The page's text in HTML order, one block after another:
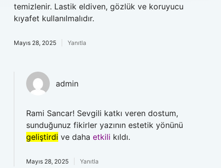
temizlenir. Lastik eldiven, gözlük ve koruyucu
kıyafet kullanılmalıdır.
Mayıs 28, 2025 Yanıtla
admin
Rami Sancar! Sevgili katkı veren dostum,
sunduğunuz fikirler yazının estetik yönünü
geliştirdi ve daha etkili kıldı.
Mayıs 28, 2025 Yanıtla